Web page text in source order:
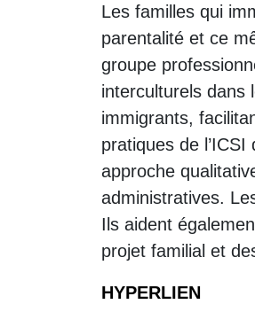
Les familles qui
parentalité et ce
groupe
interculturels dans
immigrants,
pratiques de
approche
administratives.
Ils aident
projet familial et
HYPERLIEN